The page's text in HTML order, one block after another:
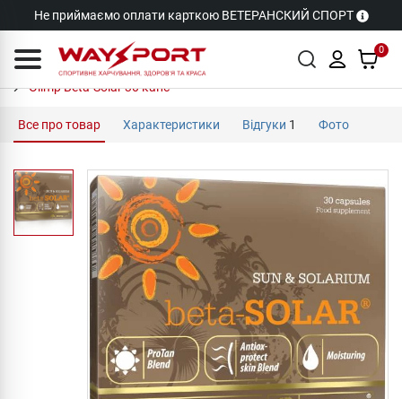
Не приймаємо оплати карткою ВЕТЕРАНСКИЙ СПОРТ
0
Olimp Beta-Solar 30 капс
Все про товар Характеристики Відгуки 1 Фото